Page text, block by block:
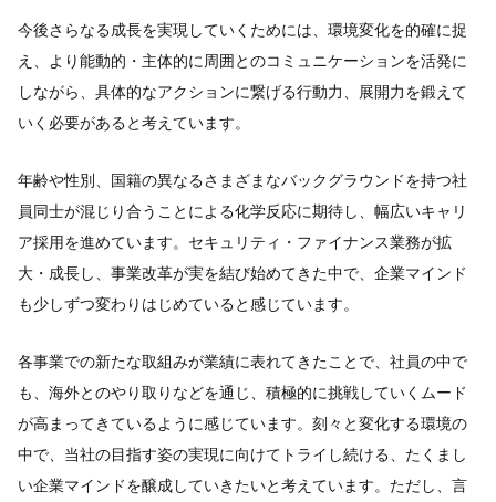
今後さらなる成長を実現していくためには、環境変化を的確に捉
え、より能動的・主体的に周囲とのコミュニケーションを活発に
しながら、具体的なアクションに繋げる行動力、展開力を鍛えて
いく必要があると考えています。
年齢や性別、国籍の異なるさまざまなバックグラウンドを持つ社
員同士が混じり合うことによる化学反応に期待し、幅広いキャリ
ア採用を進めています。セキュリティ・ファイナンス業務が拡
大・成長し、事業改革が実を結び始めてきた中で、企業マインド
も少しずつ変わりはじめていると感じています。
各事業での新たな取組みが業績に表れてきたことで、社員の中で
も、海外とのやり取りなどを通じ、積極的に挑戦していくムード
が高まってきているように感じています。刻々と変化する環境の
中で、当社の目指す姿の実現に向けてトライし続ける、たくまし
い企業マインドを醸成していきたいと考えています。ただし、言